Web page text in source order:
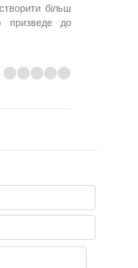
більш
призведе до